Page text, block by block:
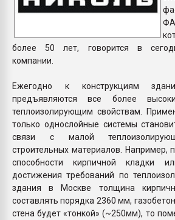
более 50 лет, говорится в
компании.
Ежегодно к конструкциям
предъявляются все более
теплоизолирующим свойствам.
только однослойные системы
связи с малой
строительных материалов. Например,
способности кирпичной кладки
достижения требований по
здания в Москве толщина
составлять порядка 2360 мм,
стена будет «тонкой» (~250мм), то